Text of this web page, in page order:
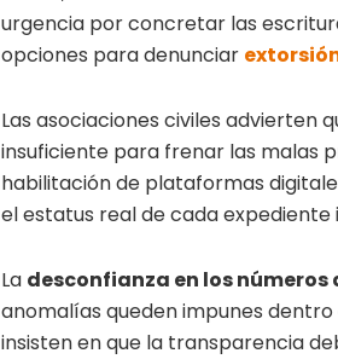
urgencia por concretar las
opciones para denunciar
Las asociaciones civiles advierten
insuficiente para frenar las malas
habilitación de plataformas
el estatus real de cada expediente
La desconfianza en los
anomalías queden impunes
insisten en que la transparencia